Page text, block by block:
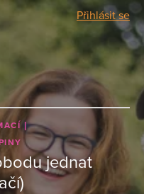
Přihlásit se
jednat